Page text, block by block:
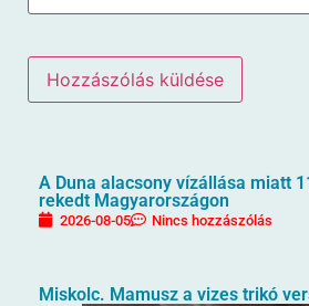
A Duna alacsony vízállása miatt
rekedt Magyarországon
2026-08-05 Nincs hozzászólás
Miskolc. Mamusz a vizes trikó